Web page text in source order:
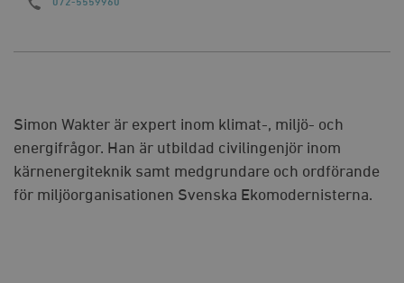
Simon Wakter är expert inom klimat-, miljö- och
energifrågor. Han är utbildad civilingenjör inom
kärnenergiteknik samt medgrundare och ordförande
för miljöorganisationen Svenska Ekomodernisterna.